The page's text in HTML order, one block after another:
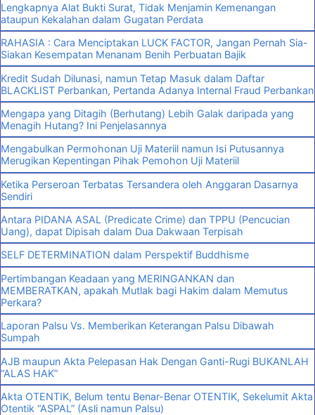
Lengkapnya Alat Bukti Surat, Tidak Menjamin Kemenangan
ataupun Kekalahan dalam Gugatan Perdata
RAHASIA : Cara Menciptakan LUCK FACTOR, Jangan Pernah Sia-
Siakan Kesempatan Menanam Benih Perbuatan Bajik
Kredit Sudah Dilunasi, namun Tetap Masuk dalam Daftar
BLACKLIST Perbankan, Pertanda Adanya Internal Fraud Perbankan
Mengapa yang Ditagih (Berhutang) Lebih Galak daripada yang
Menagih Hutang? Ini Penjelasannya
Mengabulkan Permohonan Uji Materiil namun Isi Putusannya
Merugikan Kepentingan Pihak Pemohon Uji Materiil
Ketika Perseroan Terbatas Tersandera oleh Anggaran Dasarnya
Sendiri
Antara PIDANA ASAL (Predicate Crime) dan TPPU (Pencucian
Uang), dapat Dipisah dalam Dua Dakwaan Terpisah
SELF DETERMINATION dalam Perspektif Buddhisme
Pertimbangan Keadaan yang MERINGANKAN dan
MEMBERATKAN, apakah Mutlak bagi Hakim dalam Memutus
Perkara?
Laporan Palsu Vs. Memberikan Keterangan Palsu Dibawah
Sumpah
AJB maupun Akta Pelepasan Hak Dengan Ganti-Rugi BUKANLAH
“ALAS HAK”
Akta OTENTIK, Belum tentu Benar-Benar OTENTIK, Sekelumit Akta
Otentik “ASPAL” (Asli namun Palsu)